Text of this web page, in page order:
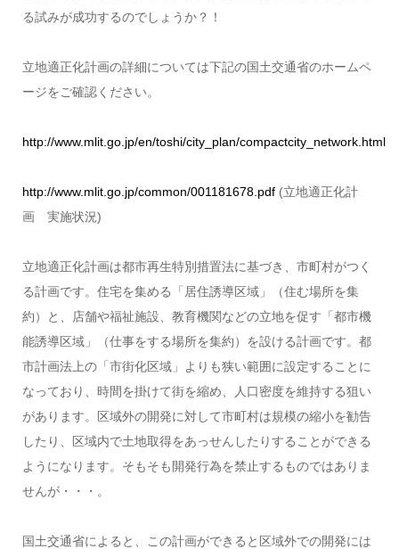
る試みが成功するのでしょうか？！
立地適正化計画の詳細については下記の国土交通省のホームペ
ージをご確認ください。
http://www.mlit.go.jp/en/toshi/city_plan/compactcity_network.html
http://www.mlit.go.jp/common/001181678.pdf(立地適正化計
画 実施状況)
立地適正化計画は都市再生特別措置法に基づき、市町村がつく
る計画です。住宅を集める「居住誘導区域」（住む場所を集
約）と、店舗や福祉施設、教育機関などの立地を促す「都市機
能誘導区域」（仕事をする場所を集約）を設ける計画です。都
市計画法上の「市街化区域」よりも狭い範囲に設定することに
なっており、時間を掛けて街を縮め、人口密度を維持する狙い
があります。区域外の開発に対して市町村は規模の縮小を勧告
したり、区域内で土地取得をあっせんしたりすることができる
ようになります。そもそも開発行為を禁止するものではありま
せんが・・・。
国土交通省によると、この計画ができると区域外での開発には